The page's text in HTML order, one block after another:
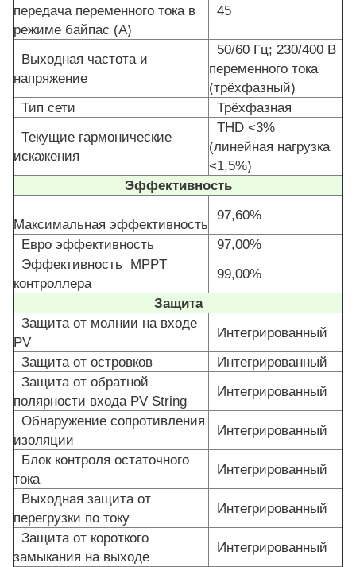
передача переменного тока в
режиме байпас (A)
45
Выходная частота и
напряжение
50/60 Гц; 230/400 В
переменного тока
(трёхфазный)
Тип сети
Трёхфазная
Текущие гармонические
искажения
THD <3%
(линейная нагрузка
<1,5%)
Эффективность
Максимальная эффективность
97,60%
Евро эффективность
97,00%
Эффективность MPPT
контроллера
99,00%
Защита
Защита от молнии на входе
PV
Интегрированный
Защита от островков
Интегрированный
Защита от обратной
полярности входа PV String
Интегрированный
Обнаружение сопротивления
изоляции
Интегрированный
Блок контроля остаточного
тока
Интегрированный
Выходная защита от
перегрузки по току
Интегрированный
Защита от короткого
замыкания на выходе
Интегрированный